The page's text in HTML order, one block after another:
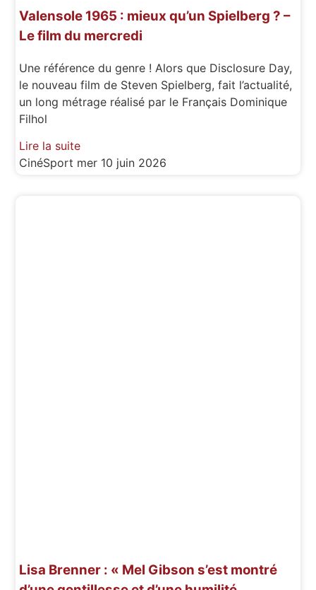
Valensole 1965 : mieux qu’un Spielberg ? –
Le film du mercredi
Une référence du genre ! Alors que Disclosure Day,
le nouveau film de Steven Spielberg, fait l’actualité,
un long métrage réalisé par le Français Dominique
Filhol
Lire la suite
CinéSport mer 10 juin 2026
Lisa Brenner : « Mel Gibson s’est montré